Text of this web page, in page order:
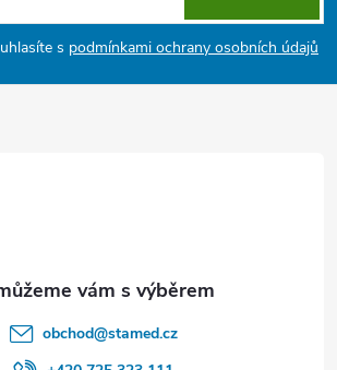
s podmínkami ochrany osobních údajů
obchod@stamed.cz